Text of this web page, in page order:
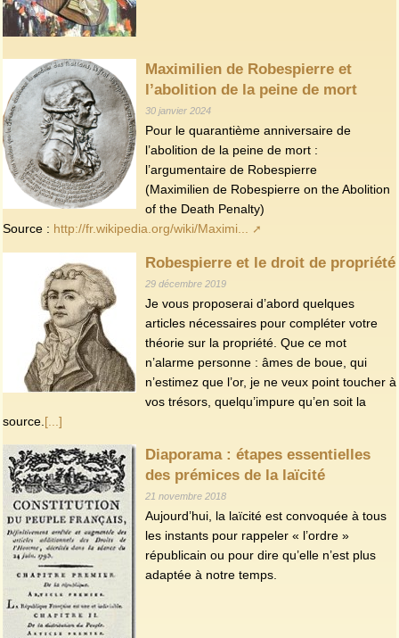
Maximilien de Robespierre et
l’abolition de la peine de mort
30 janvier 2024
Pour le quarantième anniversaire de
l’abolition de la peine de mort :
l’argumentaire de Robespierre
(Maximilien de Robespierre on the Abolition
of the Death Penalty)
Source : http://fr.wikipedia.org/wiki/Maximi...
Robespierre et le droit de propriété
29 décembre 2019
Je vous proposerai d’abord quelques
articles nécessaires pour compléter votre
théorie sur la propriété. Que ce mot
n’alarme personne : âmes de boue, qui
n’estimez que l’or, je ne veux point toucher à
vos trésors, quelqu’impure qu’en soit la
source. [...]
Diaporama : étapes essentielles
des prémices de la laïcité
21 novembre 2018
Aujourd’hui, la laïcité est convoquée à tous
les instants pour rappeler « l’ordre »
républicain ou pour dire qu’elle n’est plus
adaptée à notre temps.